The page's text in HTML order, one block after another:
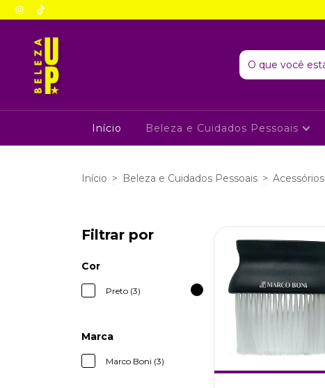
Início Beleza e Cuidados Pessoais
Início > Beleza e Cuidados Pessoais > Acessórios
Filtrar por
Cor
Preto (3)
Marca
Marco Boni (3)